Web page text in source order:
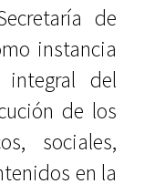
de
instancia
del
de los
sociales,
en la